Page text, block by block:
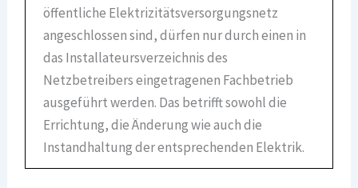
öffentliche Elektrizitätsversorgungsnetz
angeschlossen sind, dürfen nur durch einen in
das Installateursverzeichnis des
Netzbetreibers eingetragenen Fachbetrieb
ausgeführt werden. Das betrifft sowohl die
Errichtung, die Änderung wie auch die
Instandhaltung der entsprechenden Elektrik.